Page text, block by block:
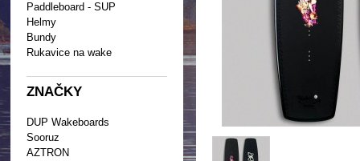
Paddleboard - SUP
Helmy
Bundy
Rukavice na wake
ZNAČKY
DUP Wakeboards
Sooruz
AZTRON